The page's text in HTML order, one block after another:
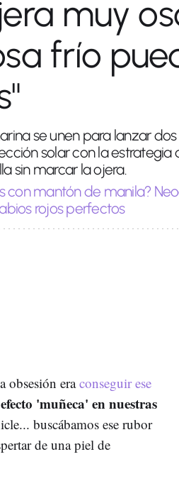
muy
frío
se unen para lanzar
solar con la estrategia
sin marcar la ojera.
con mantón de manila?
rojos perfectos
obsesión eraconseguir ese
'muñeca' en nuestras
buscábamos ese rubor
de una piel de